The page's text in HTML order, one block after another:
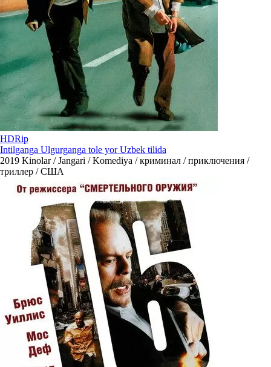
HDRip
Intilganga Ulgurganga tole yor Uzbek tilida
2019 Kinolar / Jangari / Komediya / криминал / приключения /
триллер / США